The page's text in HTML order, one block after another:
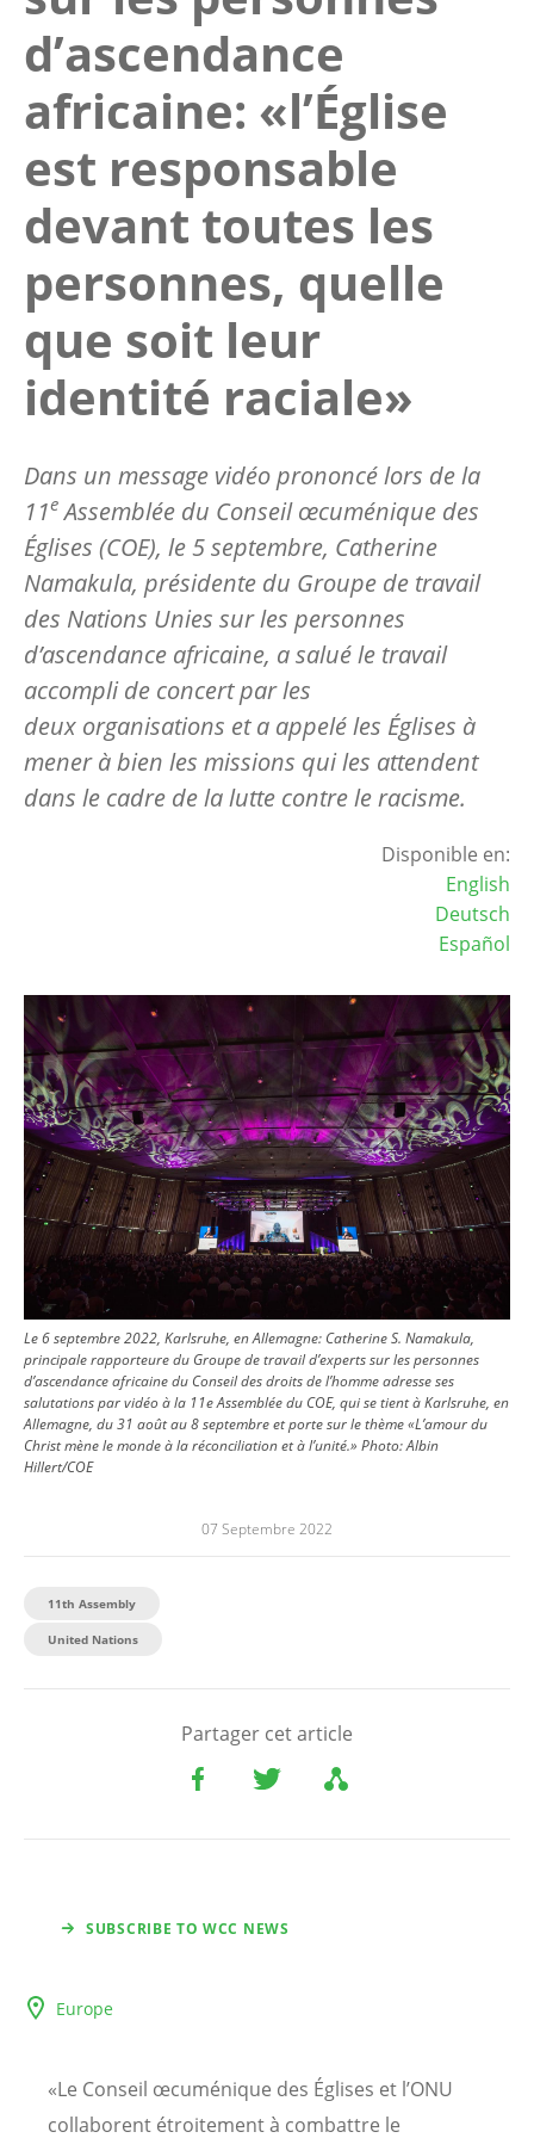
d’ascendance
africaine: «l’Église
est responsable
devant toutes les
personnes, quelle
que soit leur
identité raciale»
Dans un message vidéo prononcé lors de la
11e Assemblée du Conseil œcuménique des
Églises (COE), le 5 septembre, Catherine
Namakula, présidente du Groupe de travail
des Nations Unies sur les personnes
d’ascendance africaine, a salué le travail
accompli de concert par les
deux organisations et a appelé les Églises à
mener à bien les missions qui les attendent
dans le cadre de la lutte contre le racisme.
Disponible en:
English
Deutsch
Español
Le 6 septembre 2022, Karlsruhe, en Allemagne: Catherine S. Namakula,
principale rapporteure du Groupe de travail d’experts sur les personnes
d’ascendance africaine du Conseil des droits de l’homme adresse ses
salutations par vidéo à la 11e Assemblée du COE, qui se tient à Karlsruhe, en
Allemagne, du 31 août au 8 septembre et porte sur le thème «L’amour du
Christ mène le monde à la réconciliation et à l’unité.» Photo:Albin
Hillert/COE
07 Septembre 2022
11th Assembly
United Nations
Partager cet article
SUBSCRIBE TO WCC NEWS
Europe
«Le Conseil œcuménique des Églises et l’ONU
collaborent étroitement à combattre le